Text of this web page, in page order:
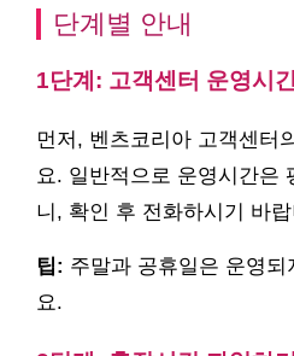
단계별 안내
1단계: 고객센터 운영시
먼저, 벤츠코리아 고객센터
요. 일반적으로 운영시간은
니, 확인 후 전화하시기 바
팁: 주말과 공휴일은 운영되
요.